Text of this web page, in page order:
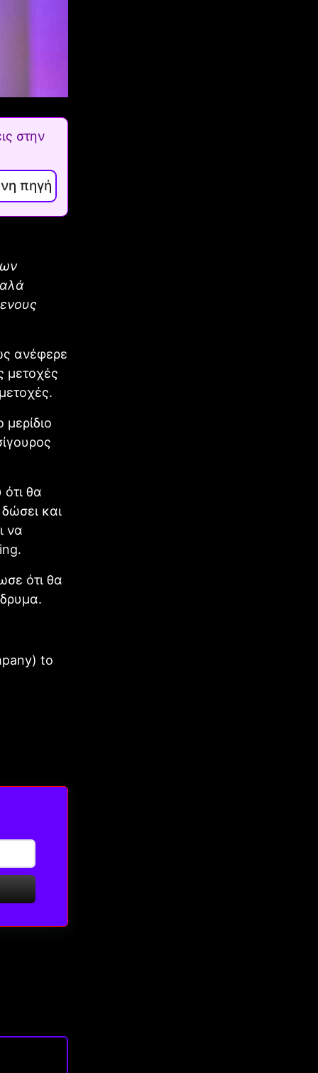
στην
πηγή
ανέφερε
μετοχές
θα
και
να
ότι θα
to